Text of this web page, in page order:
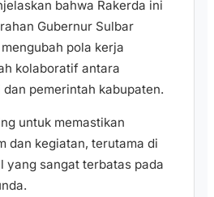
bahwa Rakerda ini
Gubernur Sulbar
pola kerja
kolaboratif antara
pemerintah kabupaten.
untuk memastikan
dan kegiatan, terutama di
yang sangat terbatas pada